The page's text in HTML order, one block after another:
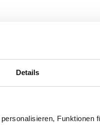
Details
Funktionen